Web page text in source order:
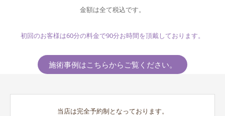
金額は全て税込です。
初回のお客様は60分の料金で90分お時間を頂戴しております。
施術事例はこちらからご覧ください。
当店は完全予約制となっております。